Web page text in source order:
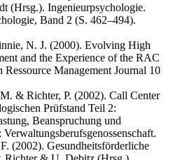
(Hrsg.). Ingenieurpsychologie.
Band 2 (S. 462–494).
N. J. (2000). Evolving High
and the Experience of the RAC
Management Journal 10
& Richter, P. (2002). Call Center
Prüfstand Teil 2:
Beanspruchung und
(2002). Gesundheitsförderliche